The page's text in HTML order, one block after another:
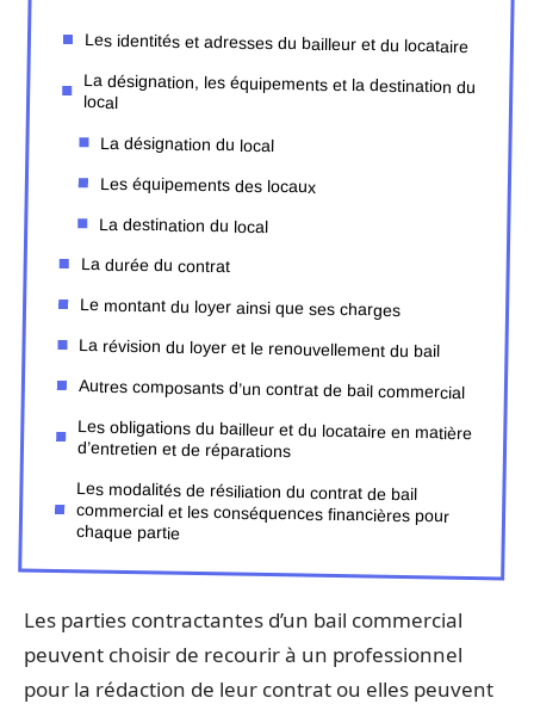
Les identités et adresses du bailleur et du locataire
La désignation, les équipements et la destination du
local
La désignation du local
Les équipements des locaux
La destination du local
La durée du contrat
Le montant du loyer ainsi que ses charges
La révision du loyer et le renouvellement du bail
Autres composants d’un contrat de bail commercial
Les obligations du bailleur et du locataire en matière
d’entretien et de réparations
Les modalités de résiliation du contrat de bail
commercial et les conséquences financières pour
chaque partie
Les parties contractantes d’un bail commercial
peuvent choisir de recourir à un professionnel
pour la rédaction de leur contrat ou elles peuvent